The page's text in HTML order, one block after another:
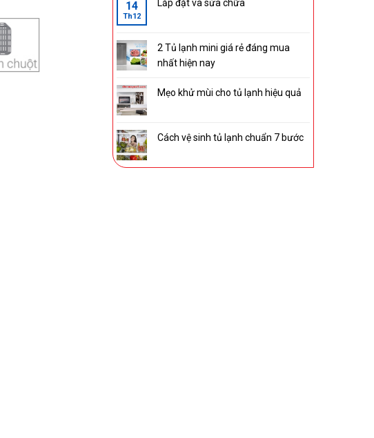
14
Th12
Lắp đặt và sửa chữa
2 Tủ lạnh mini giá rẻ đáng mua
nhất hiện nay
Mẹo khử mùi cho tủ lạnh hiệu quả
Cách vệ sinh tủ lạnh chuẩn 7 bước